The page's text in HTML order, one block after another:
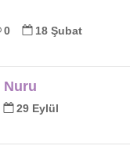
0
18 Şubat
Nuru
29 Eylül